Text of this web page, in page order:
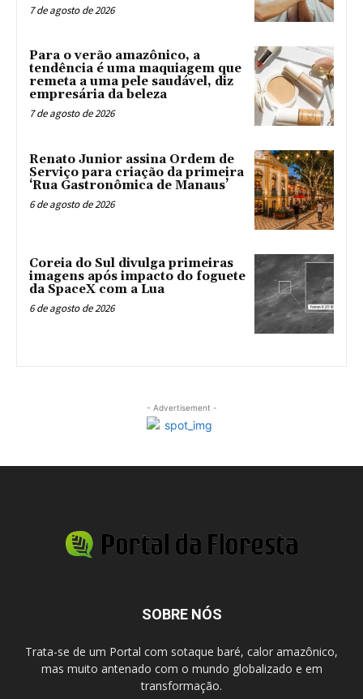
7 de agosto de 2026
Para o verão amazônico, a
tendência é uma maquiagem que
remeta a uma pele saudável, diz
empresária da beleza
7 de agosto de 2026
Renato Junior assina Ordem de
Serviço para criação da primeira
‘Rua Gastronômica de Manaus’
6 de agosto de 2026
Coreia do Sul divulga primeiras
imagens após impacto do foguete
da SpaceX com a Lua
6 de agosto de 2026
- Advertisement -
SOBRE NÓS
Trata-se de um Portal com sotaque baré, calor amazônico,
mas muito antenado com o mundo globalizado e em
transformação.